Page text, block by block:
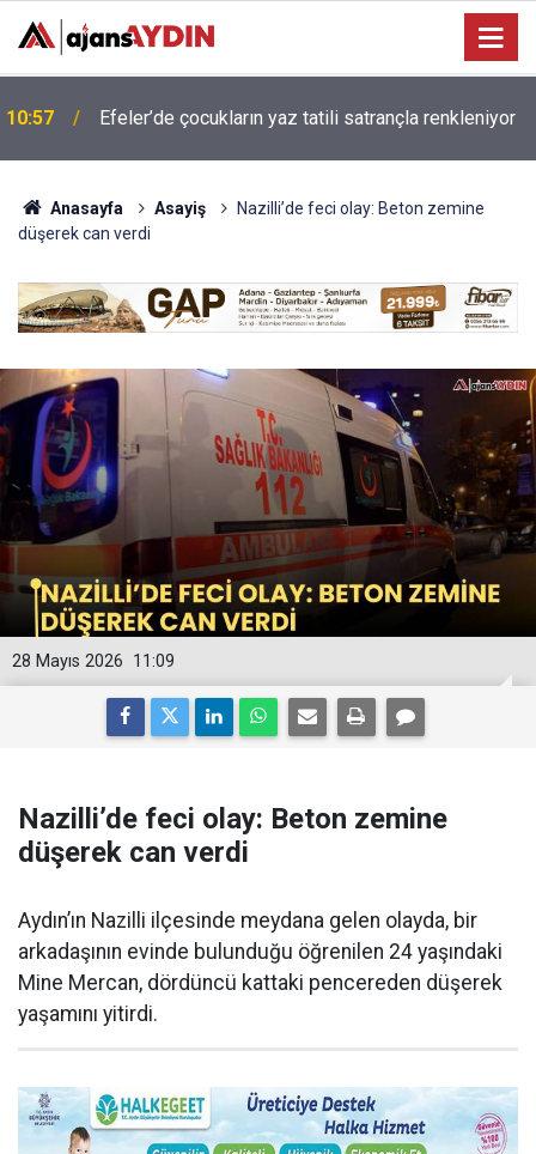
10:46
AYDIN’IN REKORTMEN MİLLİ SPORCUSU KORAY
UYGUN DÜNYA SAHNESİNDE
Anasayfa Asayiş
Nazilli’de feci olay: Beton zemine
düşerek can verdi
11:09
28 Mayıs 2026
Nazilli’de feci olay: Beton zemine
düşerek can verdi
Aydın’ın Nazilli ilçesinde meydana gelen olayda, bir
arkadaşının evinde bulunduğu öğrenilen 24 yaşındaki
Mine Mercan, dördüncü kattaki pencereden düşerek
yaşamını yitirdi.